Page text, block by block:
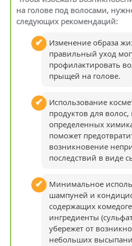
на голове под волосами,
следующих рекомендаций:
Изменение образа
правильный уход
профилактировать
прыщей на голове.
Использование
продуктов для
определенных
поможет
возникновение
последствий в виде
Минимальное
шампуней и
содержащих
ингредиенты
убережет от
небольших